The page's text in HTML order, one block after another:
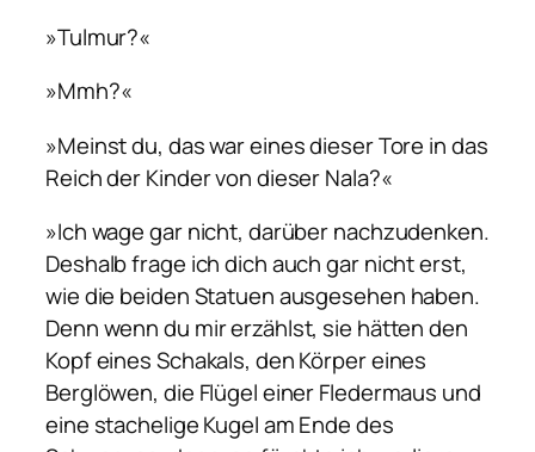
»Tulmur?«
»Mmh?«
»Meinst du, das war eines dieser Tore in das
Reich der Kinder von dieser Nala?«
»Ich wage gar nicht, darüber nachzudenken.
Deshalb frage ich dich auch gar nicht erst,
wie die beiden Statuen ausgesehen haben.
Denn wenn du mir erzählst, sie hätten den
Kopf eines Schakals, den Körper eines
Berglöwen, die Flügel einer Fledermaus und
eine stachelige Kugel am Ende des